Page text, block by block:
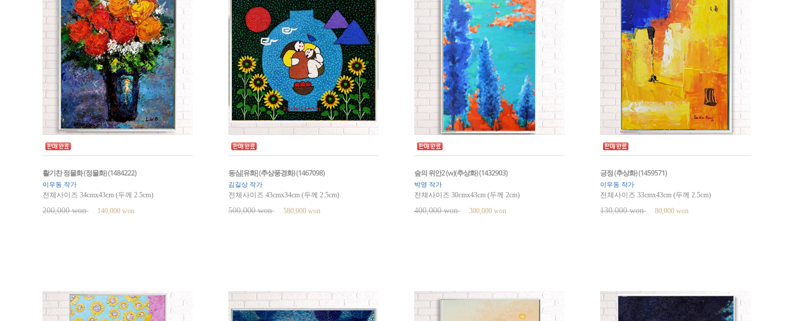
활기찬 정물화 (정물화) (1484222)
이우동 작가
전체사이즈 34cmx43cm (두께 2.5cm)
200,000 won 140,000 won
동심[유화] (추상풍경화) (1467098)
김길상 작가
전체사이즈 43cmx34cm (두께 2.5cm)
500,000 won 580,000 won
숲의 위안2 (w)(추상화) (1432903)
박영 작가
전체사이즈 30cmx43cm (두께 2cm)
400,000 won 300,000 won
긍정 (추상화) (1459571)
이우동 작가
전체사이즈 33cmx43cm (두께 2.5cm)
130,000 won 80,000 won